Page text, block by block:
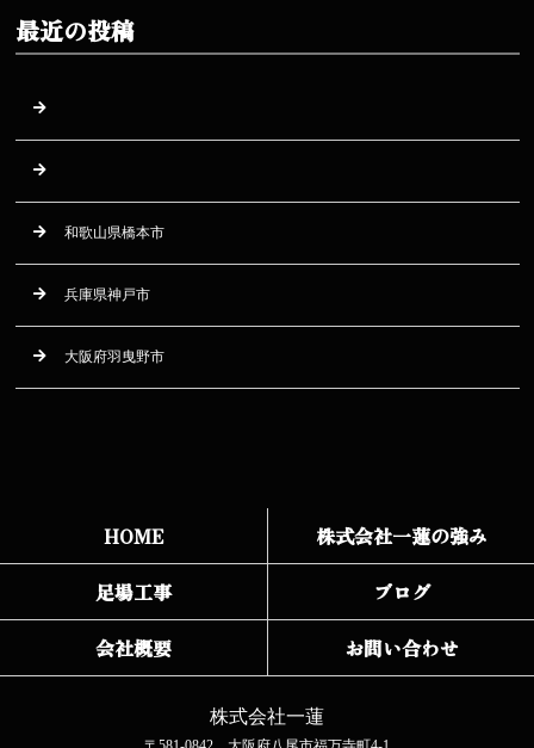
最近の投稿
和歌山県橋本市
兵庫県神戸市
大阪府羽曳野市
HOME
株式会社一蓮の強み
足場工事
ブログ
会社概要
お問い合わせ
株式会社一蓮